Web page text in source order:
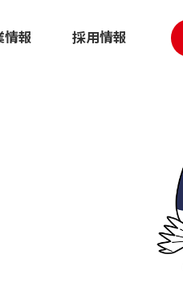
採用マーケティング伴走支援
情報 採用情報